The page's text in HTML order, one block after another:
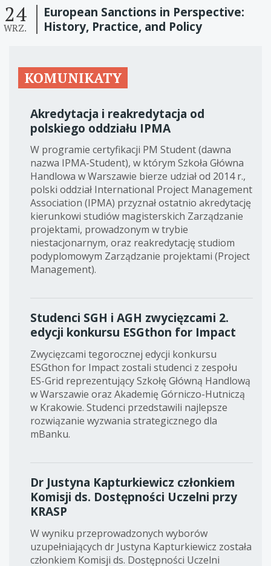
24
WRZ.
European Sanctions in Perspective:
History, Practice, and Policy
KOMUNIKATY
Akredytacja i reakredytacja od
polskiego oddziału IPMA
W programie certyfikacji PM Student (dawna
nazwa IPMA-Student), w którym Szkoła Główna
Handlowa w Warszawie bierze udział od 2014 r.,
polski oddział International Project Management
Association (IPMA) przyznał ostatnio akredytację
kierunkowi studiów magisterskich Zarządzanie
projektami, prowadzonym w trybie
niestacjonarnym, oraz reakredytację studiom
podyplomowym Zarządzanie projektami (Project
Management).
Studenci SGH i AGH zwycięzcami 2.
edycji konkursu ESGthon for Impact
Zwycięzcami tegorocznej edycji konkursu
ESGthon for Impact zostali studenci z zespołu
ES-Grid reprezentujący Szkołę Główną Handlową
w Warszawie oraz Akademię Górniczo-Hutniczą
w Krakowie. Studenci przedstawili najlepsze
rozwiązanie wyzwania strategicznego dla
mBanku.
Dr Justyna Kapturkiewicz członkiem
Komisji ds. Dostępności Uczelni przy
KRASP
W wyniku przeprowadzonych wyborów
uzupełniających dr Justyna Kapturkiewicz została
członkiem Komisji ds. Dostępności Uczelni